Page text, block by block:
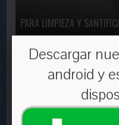
PARA LIMPIEZA Y
Descargar
android y